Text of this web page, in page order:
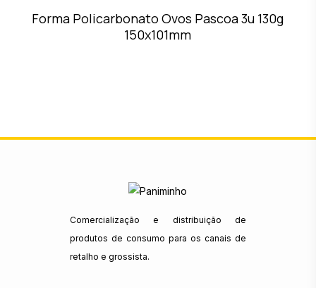
Forma Policarbonato Ovos Pascoa 3u 130g
150x101mm
Comercialização e distribuição de
produtos de consumo para os canais de
retalho e grossista.